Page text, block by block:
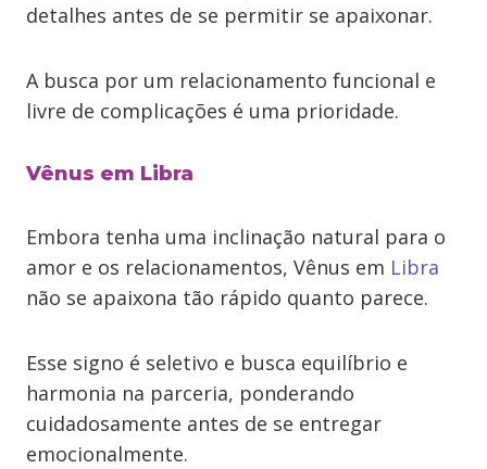
detalhes antes de se permitir se apaixonar.
A busca por um relacionamento funcional e
livre de complicações é uma prioridade.
Vênus em Libra
Embora tenha uma inclinação natural para o
amor e os relacionamentos, Vênus em Libra
não se apaixona tão rápido quanto parece.
Esse signo é seletivo e busca equilíbrio e
harmonia na parceria, ponderando
cuidadosamente antes de se entregar
emocionalmente.